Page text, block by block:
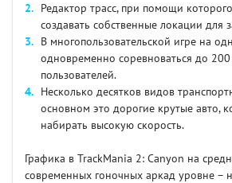
Редактор трасс, при помощи
создавать собственные локации для
В многопользовательской игре на
одновременно соревноваться до
пользователей.
Несколько десятков видов
основном это дорогие крутые авто,
набирать высокую скорость.
Графика в TrackMania 2: Canyon на
современных гоночных аркад уровне –